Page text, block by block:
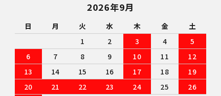
2026年9月
日 月 火 水 木 金
土
1
2 3 4
5
6
7 8 9 10 11
12
13
14 15 16 17 18
19
20
21 22 23 24 25
26